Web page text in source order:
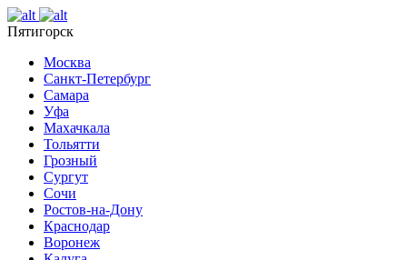
Пятигорск
Москва
Санкт-Петербург
Самара
Уфа
Махачкала
Тольятти
Грозный
Сургут
Сочи
Ростов-на-Дону
Краснодар
Воронеж